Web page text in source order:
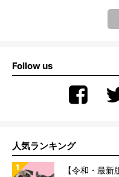
Follow us
人気ランキング
【令和・最